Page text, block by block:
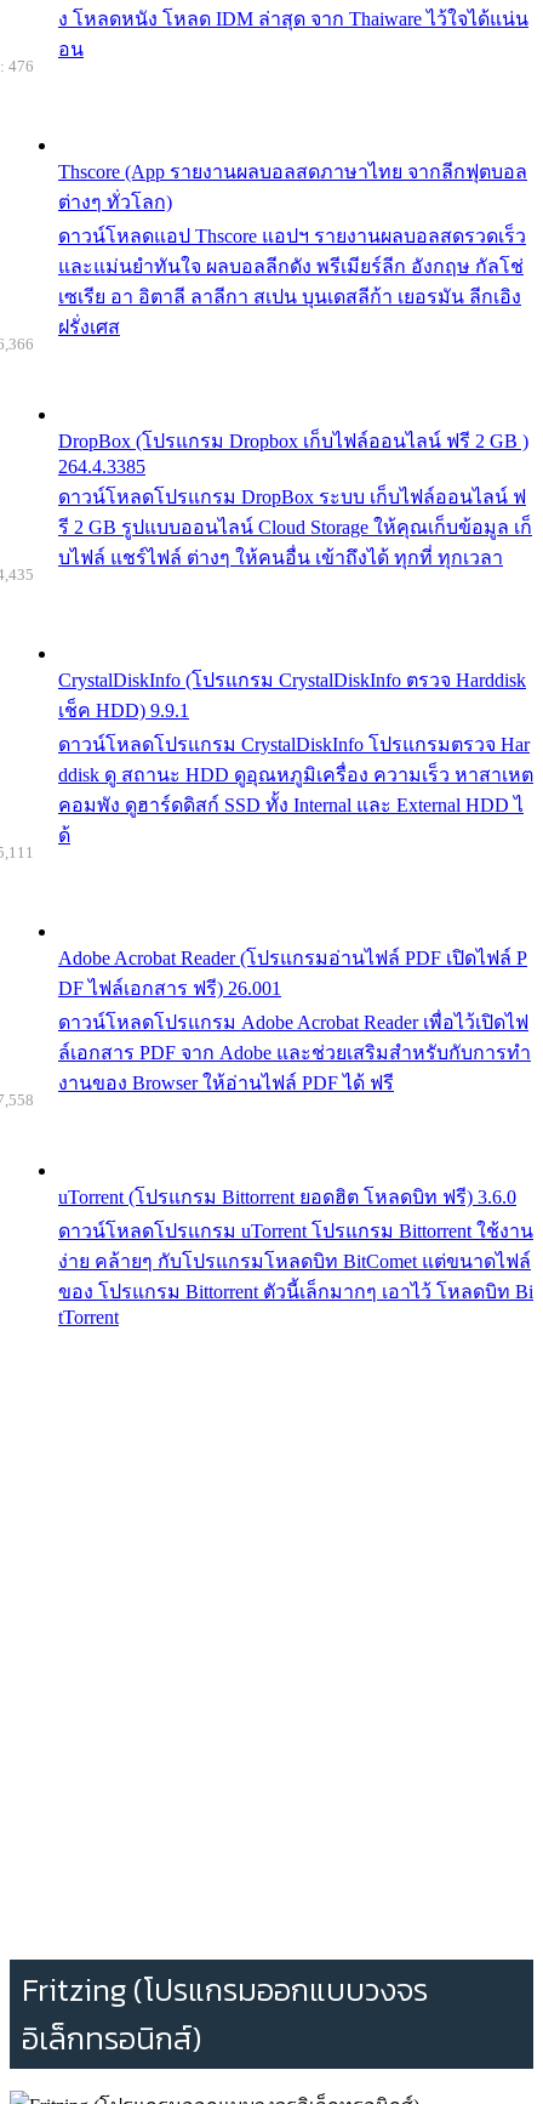
ง โหลดหนัง โหลด IDM ล่าสุด จาก Thaiware ไว้ใจได้แน่น
อน
Thscore (App รายงานผลบอลสดภาษาไทย จากลีกฟุตบอล
ต่างๆ ทั่วโลก)
ดาวน์โหลดแอป Thscore แอปฯ รายงานผลบอลสดรวดเร็ว
และแม่นยำทันใจ ผลบอลลีกดัง พรีเมียร์ลีก อังกฤษ กัลโช่
เซเรีย อา อิตาลี ลาลีกา สเปน บุนเดสลีก้า เยอรมัน ลีกเอิง
ฝรั่งเศส
476
DropBox (โปรแกรม Dropbox เก็บไฟล์ออนไลน์ ฟรี 2 GB )
264.4.3385
ดาวน์โหลดโปรแกรม DropBox ระบบ เก็บไฟล์ออนไลน์ ฟ
รี 2 GB รูปแบบออนไลน์ Cloud Storage ให้คุณเก็บข้อมูล เก็
บไฟล์ แชร์ไฟล์ ต่างๆ ให้คนอื่น เข้าถึงได้ ทุกที่ ทุกเวลา
CrystalDiskInfo (โปรแกรม CrystalDiskInfo ตรวจ Harddisk
เช็ค HDD) 9.9.1
ดาวน์โหลดโปรแกรม CrystalDiskInfo โปรแกรมตรวจ Har
ddisk ดู สถานะ HDD ดูอุณหภูมิเครื่อง ความเร็ว หาสาเหต
คอมพัง ดูฮาร์ดดิสก์ SSD ทั้ง Internal และ External HDD ไ
ด้
Adobe Acrobat Reader (โปรแกรมอ่านไฟล์ PDF เปิดไฟล์ P
DF ไฟล์เอกสาร ฟรี) 26.001
ดาวน์โหลดโปรแกรม Adobe Acrobat Reader เพื่อไว้เปิดไฟ
ล์เอกสาร PDF จาก Adobe และช่วยเสริมสำหรับกับการทำ
งานของ Browser ให้อ่านไฟล์ PDF ได้ ฟรี
uTorrent (โปรแกรม Bittorrent ยอดฮิต โหลดบิท ฟรี) 3.6.0
ดาวน์โหลดโปรแกรม uTorrent โปรแกรม Bittorrent ใช้งาน
ง่าย คล้ายๆ กับโปรแกรมโหลดบิท BitComet แต่ขนาดไฟล์
ของ โปรแกรม Bittorrent ตัวนี้เล็กมากๆ เอาไว้ โหลดบิท Bi
tTorrent
Fritzing (โปรแกรมออกแบบวงจร
อิเล็กทรอนิกส์)